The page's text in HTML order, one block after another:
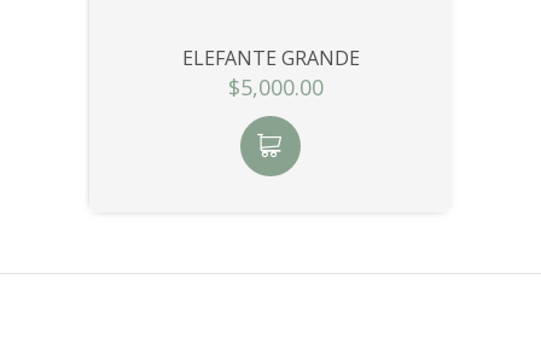
ELEFANTE GRANDE
$5,000.00